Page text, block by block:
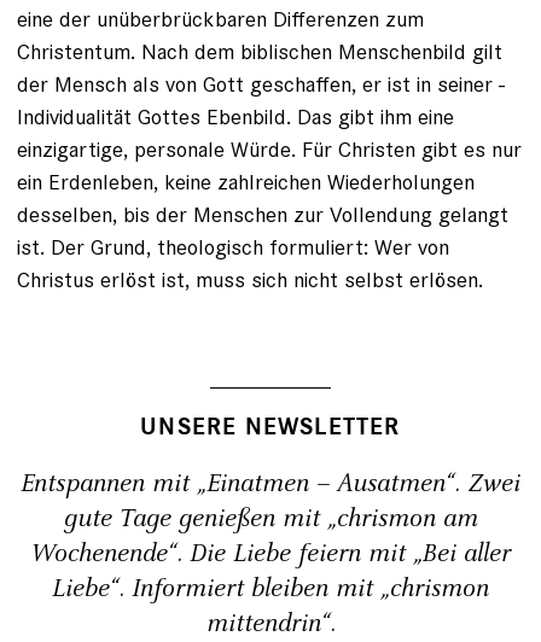
eine der unüberbrückbaren Differenzen zum
Christentum. Nach dem biblischen Menschenbild gilt
der Mensch als von Gott geschaffen, er ist in seiner ­
Individualität Gottes Ebenbild. Das gibt ihm eine
einzigartige, personale Würde. Für Christen gibt es nur
ein Erdenleben, keine zahlreichen Wiederholungen
desselben, bis der Menschen zur Vollendung gelangt
ist. Der Grund, theologisch for­muliert: Wer von
Christus erlöst ist, muss sich nicht selbst erlösen.
UNSERE NEWSLETTER
Entspannen mit „Einatmen – Ausatmen“. Zwei
gute Tage genießen mit „chrismon am
Wochenende“. Die Liebe feiern mit „Bei aller
Liebe“. Informiert bleiben mit „chrismon
mittendrin“.